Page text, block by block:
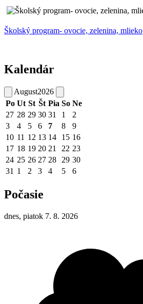
Školský program- ovocie, zelenina, mlieko
Kalendár
August2026
Po Ut St Št Pia So Ne
27 28 29 30 31 1
2
3
4 5 6 7 8
9
10 11 12 13 14 15 16
17 18 19 20 21 22 23
24 25 26 27 28 29 30
31 1 2 3 4 5 6
Počasie
dnes, piatok 7. 8. 2026